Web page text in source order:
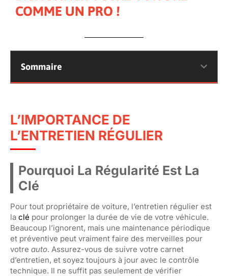
COMME UN PRO !
Sommaire
L’IMPORTANCE DE
L’ENTRETIEN RÉGULIER
Pourquoi La Régularité Est La
Clé
Pour tout propriétaire de voiture, l’entretien régulier est
la clé pour prolonger la durée de vie de votre véhicule.
Beaucoup l’ignorent, mais une maintenance périodique
et préventive peut vraiment faire des merveilles pour
votre auto. Assurez-vous de suivre votre carnet
d’entretien, et soyez toujours à jour avec le contrôle
technique. Il ne suffit pas seulement de vérifier